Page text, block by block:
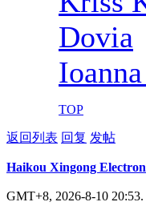
Dovia
TOP
返回列表 回复 发帖
Haikou Xingong
GMT+8, 2026-8-10 20:53.